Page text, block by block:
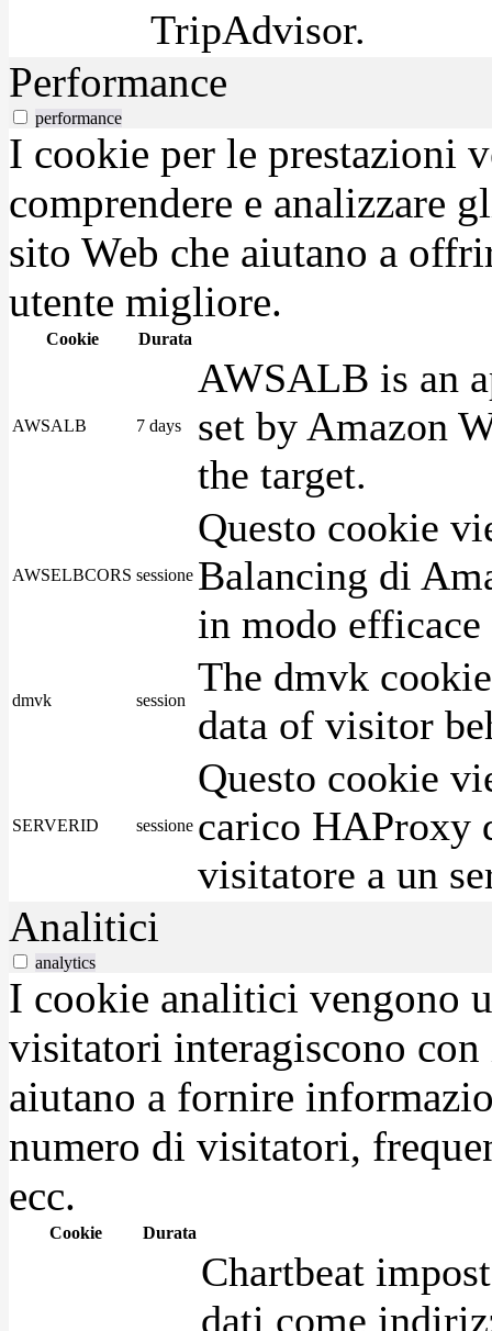
TripAdvisor.
Performance
performance
I cookie per le prestazioni
comprendere e analizzare
sito Web che aiutano a
utente migliore.
Cookie Durata
AWSALB 7 days
AWSALB is an
set by Amazon
the target.
AWSELBCORS sessione
Questo cookie
Balancing di
in modo
dmvk session
The dmvk
data of visitor
SERVERID sessione
Questo cookie
carico HAProxy
visitatore a un
Analitici
analytics
I cookie analitici vengono
visitatori interagiscono
aiutano a fornire
numero di visitatori,
ecc.
Cookie Durata
Chartbeat
dati come